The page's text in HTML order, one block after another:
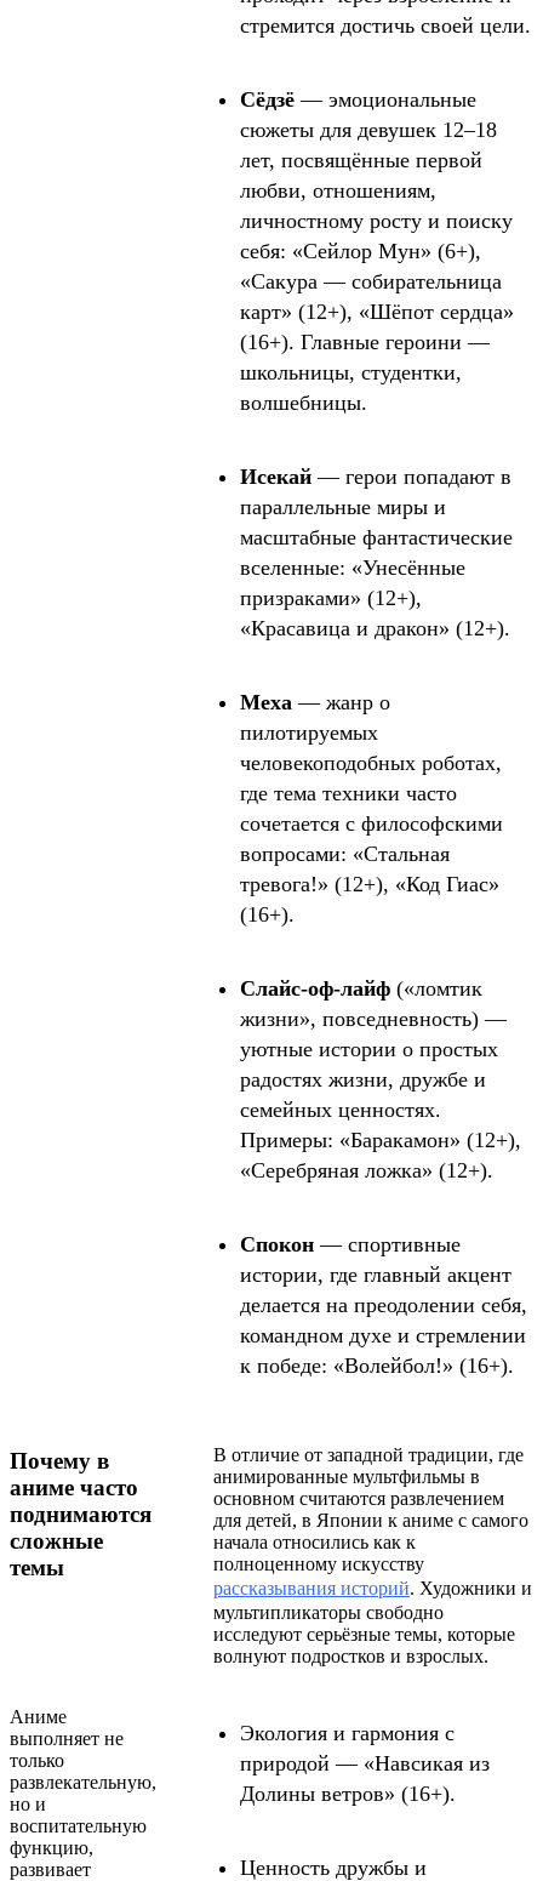
стремится достичь своей цели.
Сёдзё — эмоциональные
сюжеты для девушек 12–18
лет, посвящённые первой
любви, отношениям,
личностному росту и поиску
себя: «Сейлор Мун» (6+),
«Сакура — собирательница
карт» (12+), «Шёпот сердца»
(16+). Главные героини —
школьницы, студентки,
волшебницы.
Исекай — герои попадают в
параллельные миры и
масштабные фантастические
вселенные: «Унесённые
призраками» (12+),
«Красавица и дракон» (12+).
Меха — жанр о
пилотируемых
человекоподобных роботах,
где тема техники часто
сочетается с философскими
вопросами: «Стальная
тревога!» (12+), «Код Гиас»
(16+).
Слайс-оф-лайф («ломтик
жизни», повседневность) —
уютные истории о простых
радостях жизни, дружбе и
семейных ценностях.
Примеры: «Баракамон» (12+),
«Серебряная ложка» (12+).
Спокон — спортивные
истории, где главный акцент
делается на преодолении себя,
командном духе и стремлении
к победе: «Волейбол!» (16+).
Почему в
аниме часто
поднимаются
сложные
темы
В отличие от западной традиции, где
анимированные мультфильмы в
основном считаются развлечением
для детей, в Японии к аниме с самого
начала относились как к
полноценному искусству
рассказывания историй. Художники и
мультипликаторы свободно
исследуют серьёзные темы, которые
волнуют подростков и взрослых.
Аниме
выполняет не
только
развлекательную,
но и
воспитательную
функцию,
развивает
Экология и гармония с
природой — «Навсикая из
Долины ветров» (16+).
Ценность дружбы и